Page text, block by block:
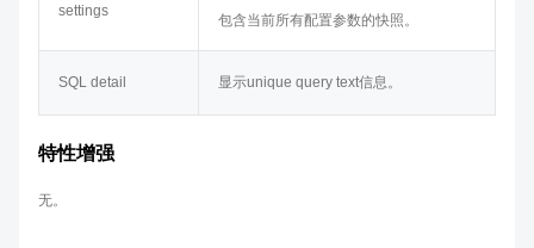
settings
包含当前所有配置参数的快照。
SQL detail 显示unique query text信息。
特性增强
无。